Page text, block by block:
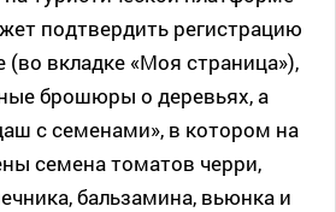
подтвердить регистрацию
(во вкладке «Моя страница»),
брошюры о деревьях, а
с семенами», в котором на
семена томатов черри,
бальзамина, вьюнка и